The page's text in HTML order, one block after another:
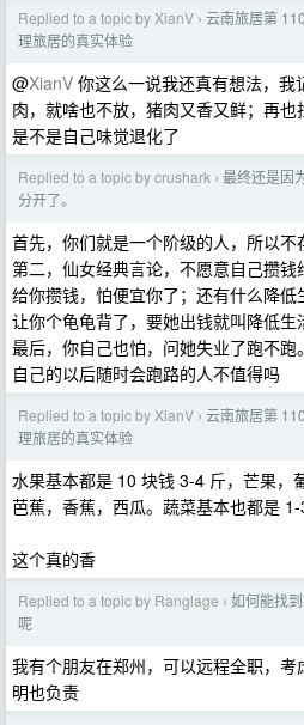
Replied to a topic by XianV › 云南旅居第
理旅居的真实体验
@XianV 你这么一说我还真有想法，
肉，就啥也不放，猪肉又香又鲜；再
是不是自己味觉退化了
Replied to a topic by crushark › 最终还是因
分开了。
首先，你们就是一个阶级的人，所以
第二，仙女经典言论，不愿意自己攒
给你攒钱，怕便宜你了；还有什么降
让你个龟龟背了，要她出钱就叫降低生
最后，你自己也怕，问她失业了跑不
自己的以后随时会跑路的人不值得吗
Replied to a topic by XianV › 云南旅居第
理旅居的真实体验
水果基本都是 10 块钱 3-4 斤，芒果，
芭蕉，香蕉，西瓜。蔬菜基本也都是
这个真的香
Replied to a topic by Ranglage › 如何能找
呢
我有个朋友在郑州，可以远程全职，
明也负责